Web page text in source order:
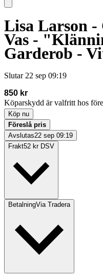
Lisa Larson -
Vas -
Garderob -
Slutar 22 sep 09:19
850 kr
Köparskydd är valfritt hos
Köp nu
Föreslå pris
Avslutas22 sep 09:19
Frakt52 kr DSV
BetalningVia Tradera